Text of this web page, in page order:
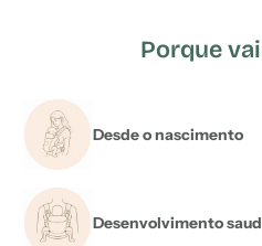
Porque
Desde o nascimento
Desenvolvimento